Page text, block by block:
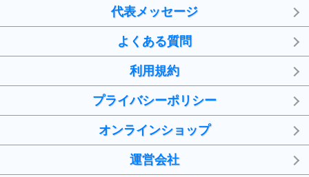
代表メッセージ
よくある質問
利用規約
プライバシーポリシー
オンラインショップ
運営会社